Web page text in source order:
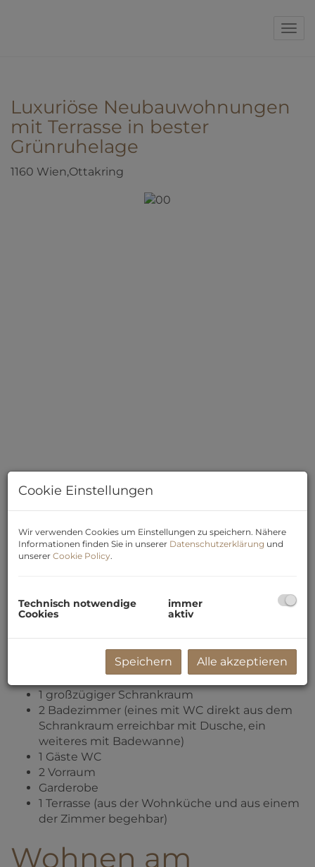
Luxuriöse Neubauwohnungen
mit Terrasse in bester
Grünruhelage
1160 Wien,Ottakring
00
Die großzügig angelegte Wohnung befindet sich
über:
1 großzügige Wohnküche
3 Schlafzimmer
1 großzügiger Schrankraum
2 Badezimmer (eines mit WC direkt aus dem
Schrankraum erreichbar mit Dusche, ein
weiteres mit Badewanne)
1 Gäste WC
2 Vorraum
Garderobe
1 Terrasse (aus der Wohnküche und aus einem
der Zimmer begehbar)
Wohnen am
Cookie Einstellungen
Wir verwenden Cookies um Einstellungen zu speichern. Nähere
Informationen finden Sie in unserer Datenschutzerklärung und
unserer Cookie Policy.
Technisch notwendige
Cookies
immer
aktiv
Speichern Alle akzeptieren